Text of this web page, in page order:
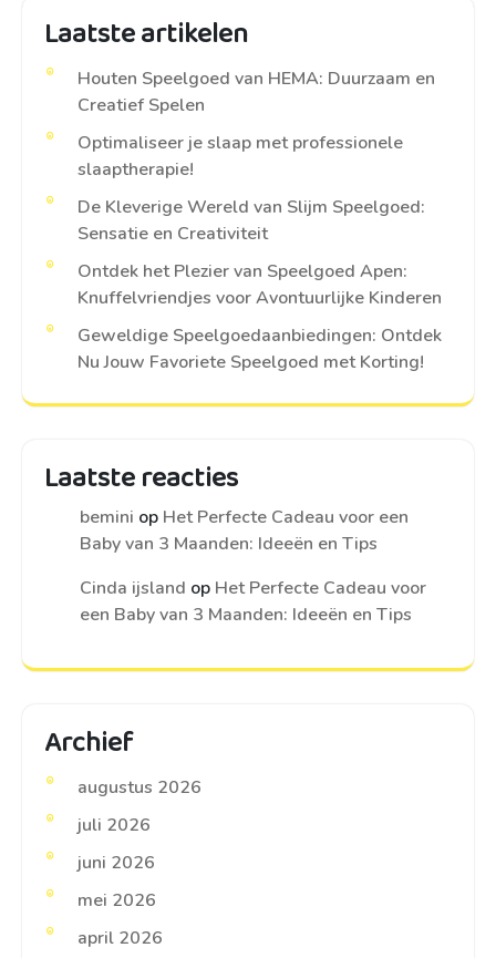
Laatste artikelen
Houten Speelgoed van HEMA: Duurzaam en
Creatief Spelen
Optimaliseer je slaap met professionele
slaaptherapie!
De Kleverige Wereld van Slijm Speelgoed:
Sensatie en Creativiteit
Ontdek het Plezier van Speelgoed Apen:
Knuffelvriendjes voor Avontuurlijke Kinderen
Geweldige Speelgoedaanbiedingen: Ontdek
Nu Jouw Favoriete Speelgoed met Korting!
Laatste reacties
bemini op Het Perfecte Cadeau voor een
Baby van 3 Maanden: Ideeën en Tips
Cinda ijsland op Het Perfecte Cadeau voor
een Baby van 3 Maanden: Ideeën en Tips
Archief
augustus 2026
juli 2026
juni 2026
mei 2026
april 2026